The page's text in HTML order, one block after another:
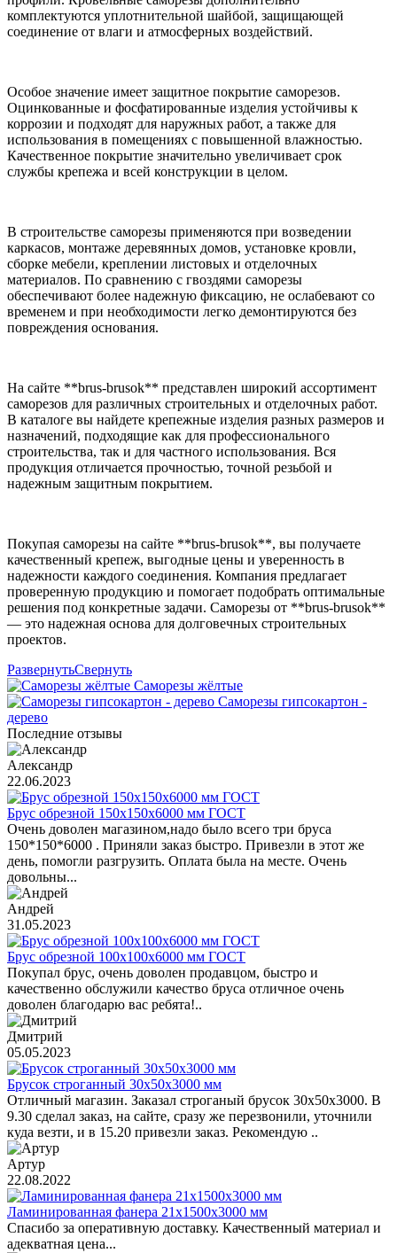
комплектуются уплотнительной шайбой, защищающей
соединение от влаги и атмосферных воздействий.
Особое значение имеет защитное покрытие саморезов.
Оцинкованные и фосфатированные изделия устойчивы к
коррозии и подходят для наружных работ, а также для
использования в помещениях с повышенной влажностью.
Качественное покрытие значительно увеличивает срок
службы крепежа и всей конструкции в целом.
В строительстве саморезы применяются при возведении
каркасов, монтаже деревянных домов, установке кровли,
сборке мебели, креплении листовых и отделочных
материалов. По сравнению с гвоздями саморезы
обеспечивают более надежную фиксацию, не ослабевают со
временем и при необходимости легко демонтируются без
повреждения основания.
На сайте **brus-brusok** представлен широкий ассортимент
саморезов для различных строительных и отделочных работ.
В каталоге вы найдете крепежные изделия разных размеров и
назначений, подходящие как для профессионального
строительства, так и для частного использования. Вся
продукция отличается прочностью, точной резьбой и
надежным защитным покрытием.
Покупая саморезы на сайте **brus-brusok**, вы получаете
качественный крепеж, выгодные цены и уверенность в
надежности каждого соединения. Компания предлагает
проверенную продукцию и помогает подобрать оптимальные
решения под конкретные задачи. Саморезы от **brus-brusok**
— это надежная основа для долговечных строительных
проектов.
РазвернутьСвернуть
Саморезы жёлтые
Саморезы гипсокартон -
дерево
Последние отзывы
Александр
22.06.2023
Брус обрезной 150х150х6000 мм ГОСТ
Очень доволен магазином,надо было всего три бруса
150*150*6000 . Приняли заказ быстро. Привезли в этот же
день, помогли разгрузить. Оплата была на месте. Очень
довольны...
Андрей
31.05.2023
Брус обрезной 100х100х6000 мм ГОСТ
Покупал брус, очень доволен продавцом, быстро и
качественно обслужили качество бруса отличное очень
доволен благодарю вас ребята!..
Дмитрий
05.05.2023
Брусок строганный 30х50х3000 мм
Отличный магазин. Заказал строганый брусок 30х50х3000. В
9.30 сделал заказ, на сайте, сразу же перезвонили, уточнили
куда везти, и в 15.20 привезли заказ. Рекомендую ..
Артур
22.08.2022
Ламинированная фанера 21х1500х3000 мм
Спасибо за оперативную доставку. Качественный материал и
адекватная цена...